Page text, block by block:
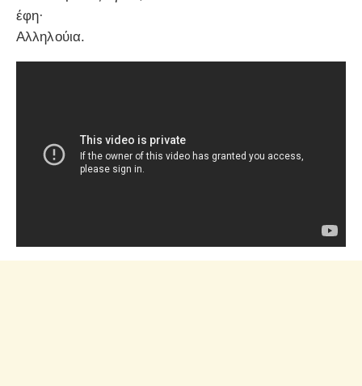
έφη·
Αλληλούια.